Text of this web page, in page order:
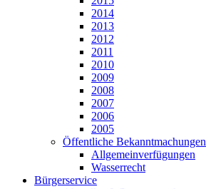
2014
2013
2012
2011
2010
2009
2008
2007
2006
2005
Öffentliche Bekanntmachungen
Allgemeinverfügungen
Wasserrecht
Bürgerservice